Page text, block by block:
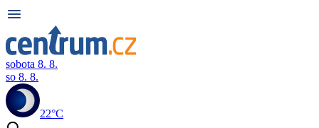
sobota 8. 8.
so 8. 8.
22°C